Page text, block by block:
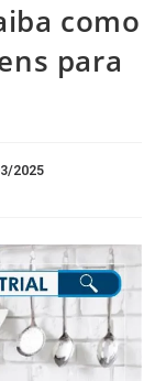
como
para
2025